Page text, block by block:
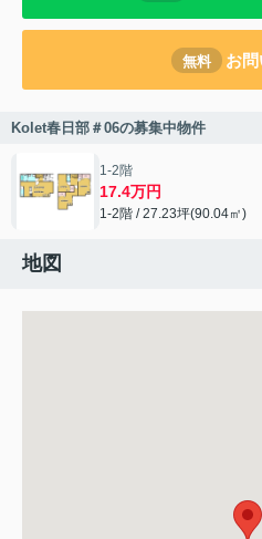
無料 お
Kolet春日部＃06の募集中物件
1-2階
17.4万円
1-2階 / 27.23坪(90.04㎡)
地図